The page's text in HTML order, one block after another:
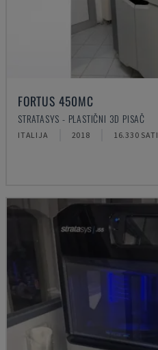
FORTUS 450MC
STRATASYS - PLASTIČNI 3D PISAČ
ITALIJA 2018 16.330 SATI